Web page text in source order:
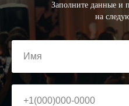
Заполните данные и
на